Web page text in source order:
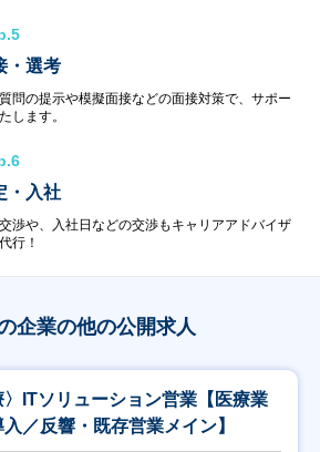
・選考
問の提示や模擬面接などの面接対策で、サポー
します。
・入社
渉や、入社日などの交渉もキャリアアドバイザ
行！
企業の他の公開求人
〉ITソリューション営業【医療業
／反響・既存営業メイン】